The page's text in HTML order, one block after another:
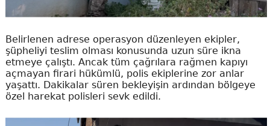
Belirlenen adrese operasyon düzenleyen ekipler,
şüpheliyi teslim olması konusunda uzun süre ikna
etmeye çalıştı. Ancak tüm çağrılara rağmen kapıyı
açmayan firari hükümlü, polis ekiplerine zor anlar
yaşattı. Dakikalar süren bekleyişin ardından bölgeye
özel harekat polisleri sevk edildi.